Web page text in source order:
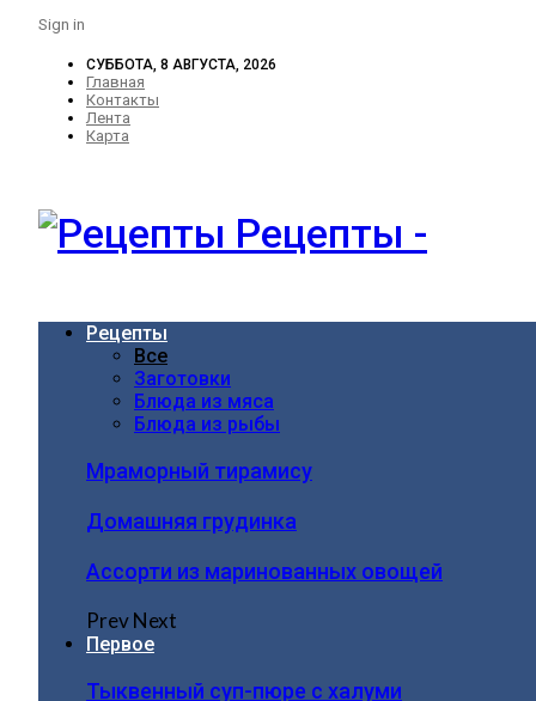
Sign in
СУББОТА, 8 АВГУСТА, 2026
Главная
Контакты
Лента
Карта
Рецепты -
Рецепты
Все
Заготовки
Блюда из мяса
Блюда из рыбы
Мраморный тирамису
Домашняя грудинка
Ассорти из маринованных овощей
PrevNext
Первое
Тыквенный суп-пюре с халуми